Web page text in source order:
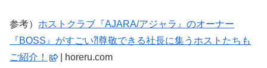
参考） ホストクラブ『AJARA/アジャラ』のオーナー
『BOSS』がすごい⁈尊敬できる社長に集うホストたちも
ご紹介！
| horeru.com